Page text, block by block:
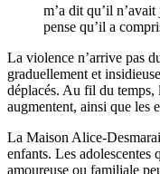
m’a dit qu’il
pense qu’il a
La violence n’arrive pas
graduellement et
déplacés. Au fil du temps,
augmentent, ainsi que les
La Maison Alice-
enfants. Les
amoureuse ou familiale